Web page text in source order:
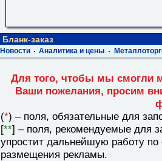
Бланк-заказ
Новости Аналитика и цены
Для того, чтобы мы смогли
Ваши пожелания, просим
(*) – поля, обязательные для
[**] – поля, рекомендуемые для
упростит дальнейшую работу
размещения рекламы.